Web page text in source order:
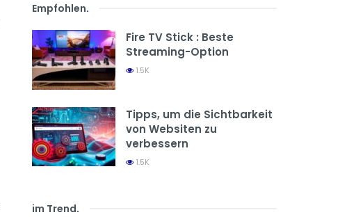
Empfohlen.
Fire TV Stick : Beste
Streaming-Option
1.5K
Tipps, um die Sichtbarkeit
von Websiten zu
verbessern
1.5K
im Trend.